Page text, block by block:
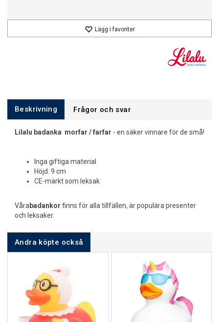
Lägg i favoriter
Beskrivning Frågor och svar
Lilalu badanka morfar / farfar - en säker vinnare för de små!
Inga giftiga material
Höjd: 9 cm
CE-märkt som leksak
Våra badankor finns för alla tillfällen, är populära presenter
och leksaker.
Andra köpte också